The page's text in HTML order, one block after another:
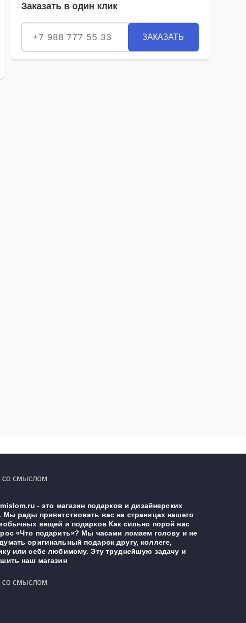
Заказать в один клик
- это магазин подарков и дизайнерских
Мы рады приветствовать вас на страницах нашего
вещей и подарков Как сильно порой нас
«Что подарить»? Мы часами ломаем голову и не
оригинальный подарок другу, коллеге,
или себе любимому. Эту труднейшую задачу и
наш магазин